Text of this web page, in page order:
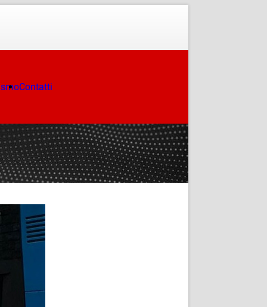
Contatti